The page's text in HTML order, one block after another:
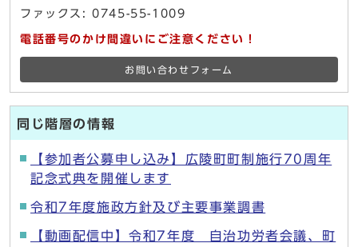
ファックス: 0745-55-1009
電話番号のかけ間違いにご注意ください！
お問い合わせフォーム
同じ階層の情報
【参加者公募申し込み】広陵町町制施行70周年
記念式典を開催します
令和7年度施政方針及び主要事業調書
【動画配信中】令和7年度 自治功労者会議、町